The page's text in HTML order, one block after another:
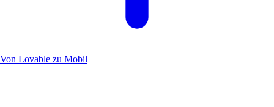
Von Lovable zu Mobil